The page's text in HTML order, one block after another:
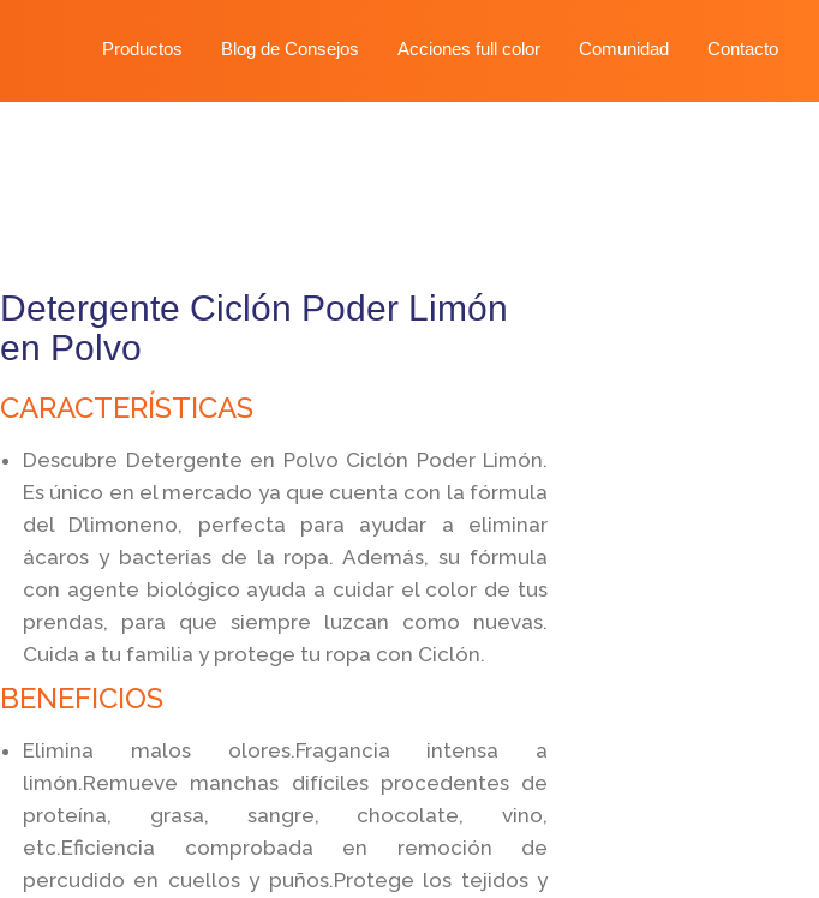
Productos Blog de Consejos Acciones full color Comunidad Contacto
Detergente Ciclón Poder Limón
en Polvo​
BENEFICIOS
Elimina malos olores.Fragancia intensa a
limón.Remueve manchas difíciles procedentes de
proteína, grasa, sangre, chocolate, vino,
etc.Eficiencia comprobada en remoción de
percudido en cuellos y puños.Protege los tejidos y
CARACTERÍSTICAS
Descubre Detergente en Polvo Ciclón Poder Limón.
Es único en el mercado ya que cuenta con la fórmula
del D’limoneno, perfecta para ayudar a eliminar
ácaros y bacterias de la ropa. Además, su fórmula
con agente biológico ayuda a cuidar el color de tus
prendas, para que siempre luzcan como nuevas.
Cuida a tu familia y protege tu ropa con Ciclón.